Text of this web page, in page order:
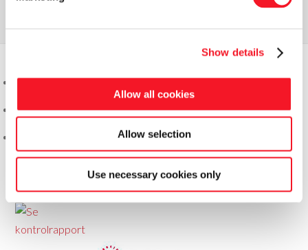
Show details
Allow all cookies
Allow selection
Use necessary cookies only